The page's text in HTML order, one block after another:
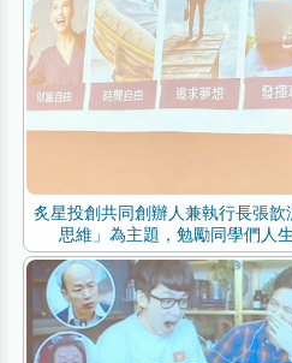
炙星投創共同創辦人兼執行長張
思維」為主題，勉勵同學們人